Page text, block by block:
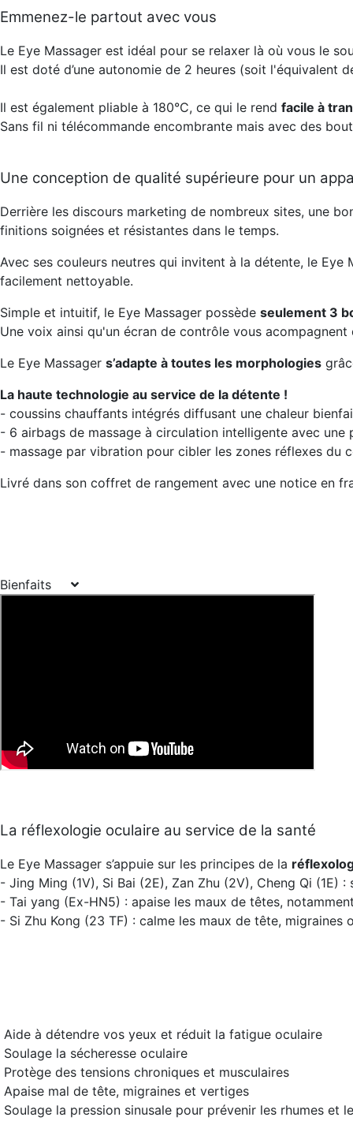
Emmenez-le partout avec vous
Le Eye Massager est idéal pour se relaxer là où vous le
Il est doté d’une autonomie de 2 heures (soit l'équivalent
Il est également pliable à 180°C, ce qui le rend facile à
Sans fil ni télécommande encombrante mais avec des
Une conception de qualité supérieure pour un
Derrière les discours marketing de nombreux sites, une
finitions soignées et résistantes dans le temps.
Avec ses couleurs neutres qui invitent à la détente, le
facilement nettoyable.
Simple et intuitif, le Eye Massager possède seulement 3
Une voix ainsi qu'un écran de contrôle vous acompagnent
Le Eye Massager s’adapte à toutes les morphologies
La haute technologie au service de la détente !
- coussins chauffants intégrés diffusant une chaleur
- 6 airbags de massage à circulation intelligente avec une
- massage par vibration pour cibler les zones réflexes du
Livré dans son coffret de rangement avec une notice en
Bienfaits
La réflexologie oculaire au service de la santé
Le Eye Massager s’appuie sur les principes de la
- Jing Ming (1V), Si Bai (2E), Zan Zhu (2V), Cheng Qi
- Tai yang (Ex-HN5) : apaise les maux de têtes,
- Si Zhu Kong (23 TF) : calme les maux de tête,
Aide à détendre vos yeux et réduit la fatigue oculaire
Soulage la sécheresse oculaire
Protège des tensions chroniques et musculaires
Apaise mal de tête, migraines et vertiges
Soulage la pression sinusale pour prévenir les rhumes et